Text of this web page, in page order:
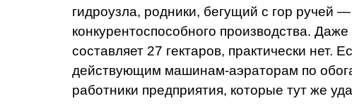
гидроузла, родники, бегущий с гор ручей
конкурентоспособного производства.
составляет 27 гектаров, практически нет.
дей­ствующим машинам-аэрато­рам по
работники предприятия, которые тут же